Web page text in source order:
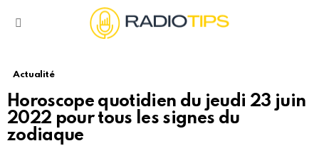
Actualité
Horoscope quotidien du jeudi 23 juin
2022 pour tous les signes du
zodiaque